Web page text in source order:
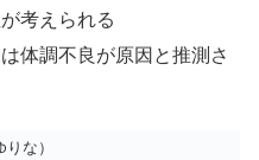
考えられる
体調不良が原因と推測さ
な）